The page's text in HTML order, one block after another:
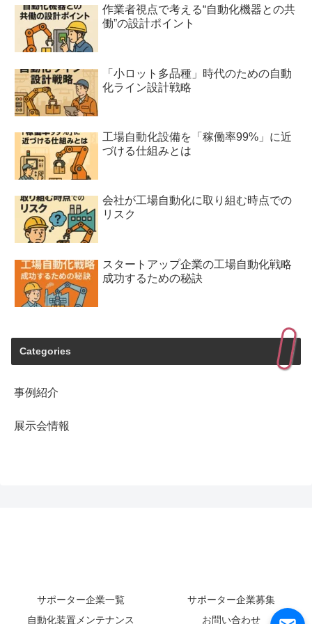
作業者視点で考える“自動化機器との共
働”の設計ポイント
「小ロット多品種」時代のための自動
化ライン設計戦略
工場自動化設備を「稼働率99%」に近
づける仕組みとは
会社が工場自動化に取り組む時点での
リスク
スタートアップ企業の工場自動化戦略
成功するための秘訣
Categories
事例紹介
展示会情報
サポーター企業一覧
サポーター企業募集
自動化装置メンテナンス
お問い合わせ